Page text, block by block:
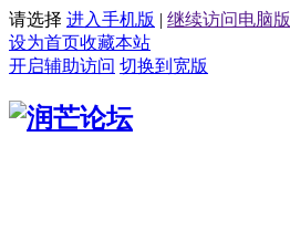
请选择 进入手机版 | 继续访问电脑版
设为首页收藏本站
开启辅助访问 切换到宽版